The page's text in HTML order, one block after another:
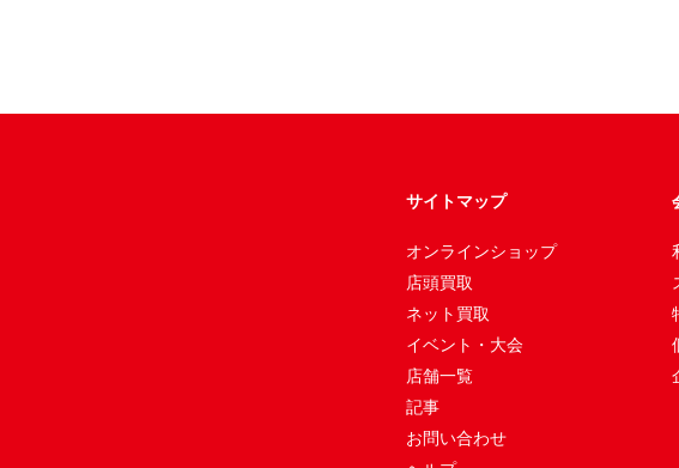
サイトマップ
オンラインショップ
店頭買取
ネット買取
イベント・大会
店舗一覧
記事
お問い合わせ